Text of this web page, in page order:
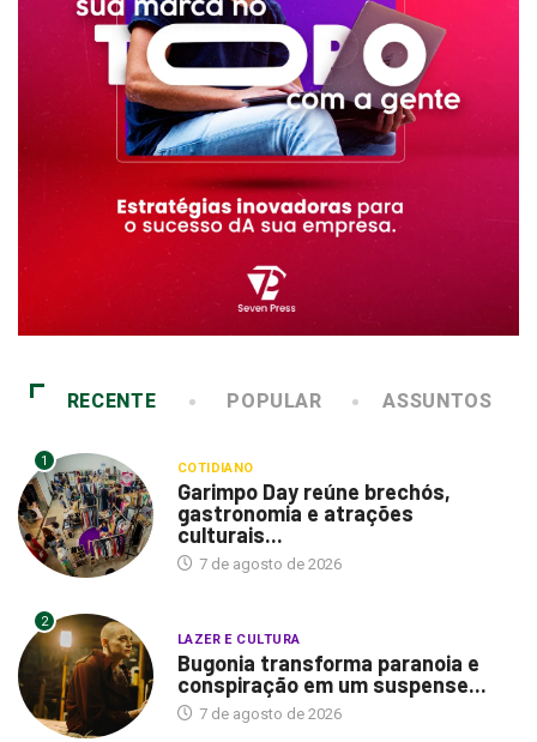
RECENTE POPULAR ASSUNTOS
1 COTIDIANO
Garimpo Day reúne brechós,
gastronomia e atrações
culturais...
7 de agosto de 2026
2
LAZER E CULTURA
Bugonia transforma paranoia e
conspiração em um suspense...
7 de agosto de 2026